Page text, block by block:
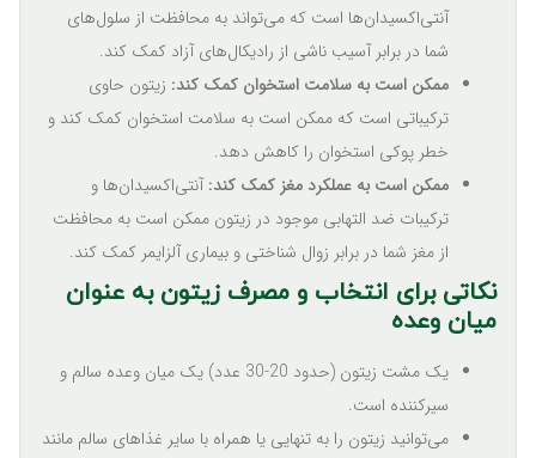
آنتی‌اکسیدان‌ها است که می‌تواند به محافظت از سلول‌های
شما در برابر آسیب ناشی از رادیکال‌های آزاد کمک کند.
ممکن است به سلامت استخوان کمک کند: زیتون حاوی
ترکیباتی است که ممکن است به سلامت استخوان کمک کند و
خطر پوکی استخوان را کاهش دهد.
ممکن است به عملکرد مغز کمک کند:آنتی‌اکسیدان‌ها و
ترکیبات ضد التهابی موجود در زیتون ممکن است به محافظت
از مغز شما در برابر زوال شناختی و بیماری آلزایمر کمک کند.
نکاتی برای انتخاب و مصرف زیتون به عنوان
میان وعده
یک مشت زیتون (حدود 20-30 عدد) یک میان وعده سالم و
سیرکننده است.
می‌توانید زیتون را به تنهایی یا همراه با سایر غذاهای سالم مانند